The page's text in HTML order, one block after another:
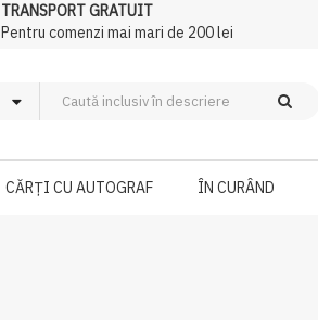
TRANSPORT GRATUIT
Pentru comenzi mai mari de 200 lei
CĂRȚI CU AUTOGRAF ÎN CURÂND